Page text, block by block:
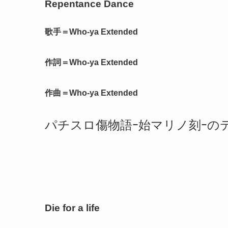
Repentance Dance
歌手＝Who-ya Extended
作詞＝Who-ya Extended
作曲＝Who-ya Extended
パチスロ傷物語ｰ始マリノ刻ｰの
Die for a life